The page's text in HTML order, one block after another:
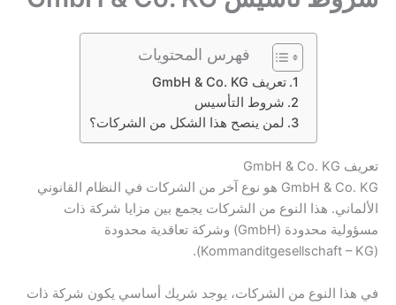
فهرس المحتويات
تعريف GmbH & Co. KG
شروط التأسيس
لمن ينصح هذا الشكل من الشركات؟
تعريف GmbH & Co. KG
GmbH & Co. KG هو نوع آخر من الشركات في النظام القانوني
الألماني. هذا النوع من الشركات يجمع بين مزايا شركة ذات
مسؤولية محدودة (GmbH) وشركة تعاقدية محدودة
(Kommanditgesellschaft – KG).
في هذا النوع من الشركات، يوجد شريك أساسي يكون شركة ذات